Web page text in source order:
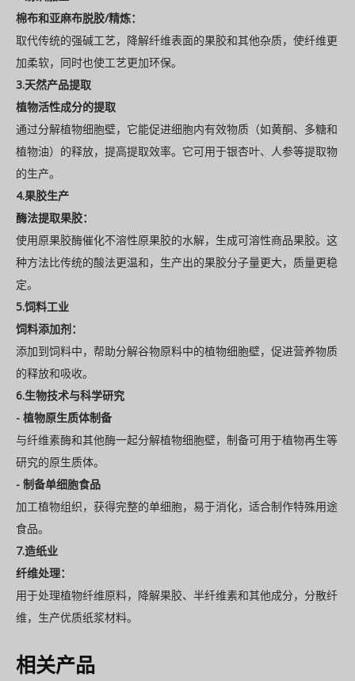
棉布和亚麻布脱胶/精炼：
取代传统的强碱工艺，降解纤维表面的果胶和其他杂质，使纤维更
加柔软，同时也使工艺更加环保。
3.天然产品提取
植物活性成分的提取
通过分解植物细胞壁，它能促进细胞内有效物质（如黄酮、多糖和
植物油）的释放，提高提取效率。它可用于银杏叶、人参等提取物
的生产。
4.果胶生产
酶法提取果胶：
使用原果胶酶催化不溶性原果胶的水解，生成可溶性商品果胶。这
种方法比传统的酸法更温和，生产出的果胶分子量更大，质量更稳
定。
5.饲料工业
饲料添加剂：
添加到饲料中，帮助分解谷物原料中的植物细胞壁，促进营养物质
的释放和吸收。
6.生物技术与科学研究
- 植物原生质体制备
与纤维素酶和其他酶一起分解植物细胞壁，制备可用于植物再生等
研究的原生质体。
- 制备单细胞食品
加工植物组织，获得完整的单细胞，易于消化，适合制作特殊用途
食品。
7.造纸业
纤维处理：
用于处理植物纤维原料，降解果胶、半纤维素和其他成分，分散纤
维，生产优质纸浆材料。
相关产品